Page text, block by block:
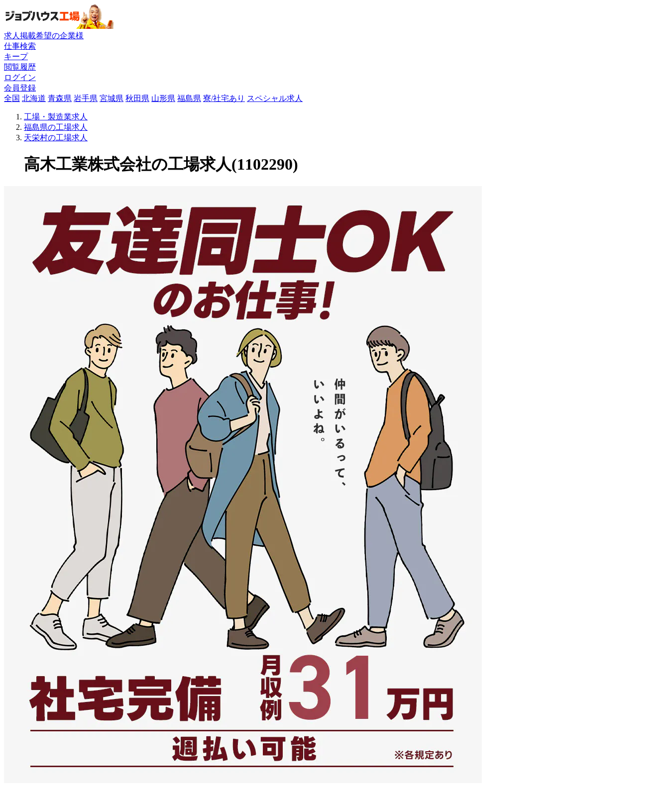
求人掲載希望の企業様
仕事検索
キープ
閲覧履歴
ログイン
会員登録
全国 北海道 青森県 岩手県 宮城県 秋田県 山形県 福島県 寮/社宅あり スペシャル求人
工場・製造業求人
福島県の工場求人
天栄村の工場求人
高木工業株式会社の工場求人(1102290)